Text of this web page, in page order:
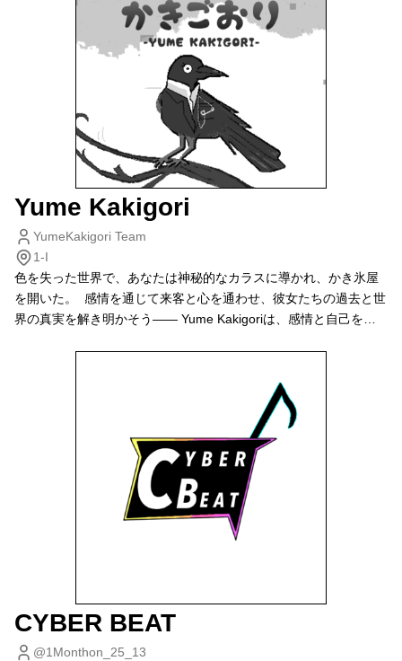
Yume Kakigori
YumeKakigori Team
1-I
色を失った世界で、あなたは神秘的なカラスに導かれ、かき氷屋
を開いた。 感情を通じて来客と心を通わせ、彼女たちの過去と世
界の真実を解き明かそう—— Yume Kakigoriは、感情と自己をめ
CYBER BEAT
@1Monthon_25_13